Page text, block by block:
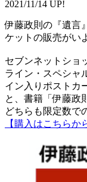
2021/11/14 UP!
伊藤政則の『遺言
ケットの販売がい
セブンネットショ
ライン・スペシャ
イン入りポストカ
と、書籍「伊藤政
どちらも限定数で
【購入はこちらか